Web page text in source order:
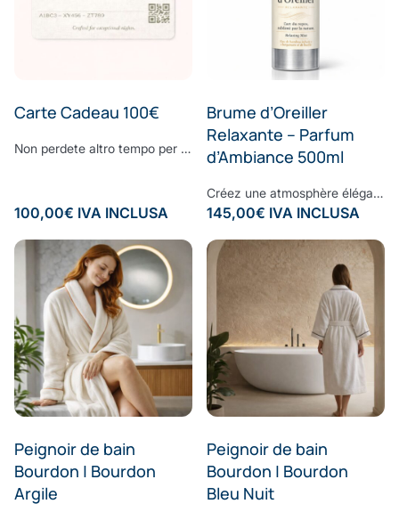
Carte Cadeau 100€
Non perdete altro tempo per trovare il regalo perfetto. Sorprendete i vostri cari con il regalo che hanno sempre sognato: regalate loro la Carta regalo elettronica Comptoir du Bambou per realizzare tutti i loro desideri. Scegliete l'importo da accreditare sulla carta regalo, aggiungete un messaggio personalizzato e lasciate che la magia di Comptoir du Bambou si compia.
100,00€ IVA INCLUSA
Brume d’Oreiller
Relaxante – Parfum
d’Ambiance 500ml
Créez une atmosphère élégante et apaisante, à chaque instant.Vaporisez cette brume d’ambiance dans votre intérieur pour diffuser une signature olfactive raffinée, subtile et enveloppante. Sa composition associe une eau de bambou délicate à des notes fraîches d’écorces de bergamote et de feuilles de basilic, légèrement froissées. Une fragrance contemporaine où la douceur végétale rencontre la vivacité des agrumes, pour un équilibre parfaitement maîtrisé. À la fois fraîche, naturelle et sophistiquée, cette senteur transforme vos espaces en véritables lieux de bien-être, inspirés des plus beaux établissements. Formulée sans ingrédients synthétiques controversés, elle respecte votre environnement tout en sublimant votre intérieur. Sillage : bergamote - bambou - basilic - musc
145,00€ IVA INCLUSA
Peignoir de bain
Bourdon | Bourdon
Argile
Peignoir de bain
Bourdon | Bourdon
Bleu Nuit